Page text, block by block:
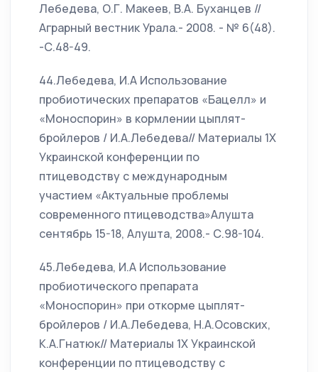
Лебедева, О.Г. Макеев, В.А. Буханцев //
Аграрный вестник Урала.- 2008. - № 6(48).
-С.48-49.
44.Лебедева, И.А Использование
пробиотических препаратов «Бацелл» и
«Моноспорин» в кормлении цыплят-
бройлеров / И.А.Лебедева// Материалы 1Х
Украинской конференции по
птицеводству с международным
участием «Актуальные проблемы
современного птицеводства»Алушта
сентябрь 15-18, Алушта, 2008.- С.98-104.
45.Лебедева, И.А Использование
пробиотического препарата
«Моноспорин» при откорме цыплят-
бройлеров / И.А.Лебедева, Н.А.Осовских,
К.А.Гнатюк// Материалы 1Х Украинской
конференции по птицеводству с